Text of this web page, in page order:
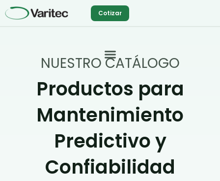
al
Cotizar
NUESTRO CATÁLOGO
Productos para
Mantenimiento
Predictivo y
Confiabilidad